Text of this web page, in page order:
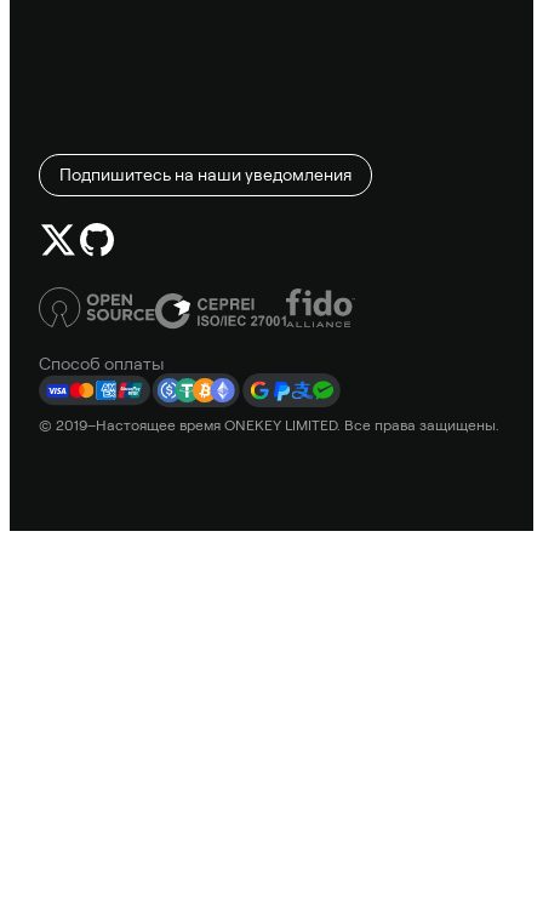
Подпишитесь на наши уведомления
Способ оплаты
© 2019–Настоящее время ONEKEY LIMITED. Все права защищены.